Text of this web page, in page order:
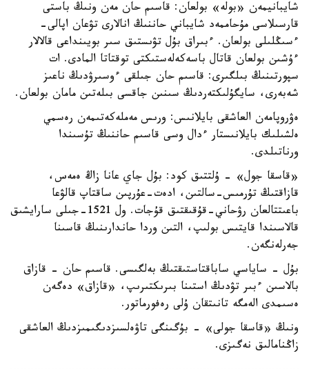
شايبانيمەن «بولە» بولعان: قاسىم حان مەن ونىڭ باستى
قارسىلاسى مۇحاممەد شايباني حاننىڭ انالارى تۋعان اپالى-
ءسىڭلىلى بولعان. ءبىراق بۇل تۋىستىق سىر بويىنداعى قالالار
ءۇشىن بولعان قاتال باسەكەلەستىكتى توقتاتا المادى. ات
سپورتىنىڭ بىلگىرى: قاسىم حان جىلقى ءوسىرۋدىڭ ناعىز
شەبەرى، سايگۇلىكتەردىڭ سىنىن جاقسى بىلەتىن مامان بولعان.
ەۋروپامەن العاشقى بايلانىس: ورىس مەملەكەتىمەن رەسمي
ەلشىلىك بايلانىستار ءدال وسى قاسىم حاننىڭ تۇسىندا
ورناتىلدى.
«قاسقا جول» - ۇلتتىق كود: بۇل جاي عانا زاڭ ەمەس،
قازاقتىڭ تۇرمىس-سالتىن، ادەت-عۇرپىن ساقتاپ قالۋعا
باعىتتالعان رۋحاني-قۇقىقتىق قۇجات. ول 1521-جىلى سارايشىق
قالاسىندا قايتىس بولىپ، التىن وردا حاندارىنىڭ قاسىنا
جەرلەنگەن.
بۇل - ساياسي ساباقتاستىقتىڭ بەلگىسى. قاسىم حان - قازاق
بالاسىن ءبىر تۋدىڭ استىنا بىرىكتىرىپ، «قازاق» دەگەن
ەسىمدى الەمگە تانىتقان ۇلى رەفورماتور.
ونىڭ «قاسقا جولى» - بۇگىنگى تاۋەلسىزدىگىمىزدىڭ العاشقى
زاڭنامالىق نەگىزى.